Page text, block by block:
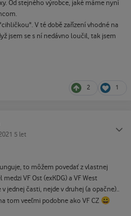
Od stejného výrobce, jaké máme nyní
V té době zařízení vhodné na
jsem se s ní nedávno loučil, tak jsem
2 1
5 let
to môžem povedať z vlastnej
VF Ost (exKDG) a VF West
jednej časti, nejde v druhej (a opačne)..
tom veeľmi podobne ako VF CZ 😀